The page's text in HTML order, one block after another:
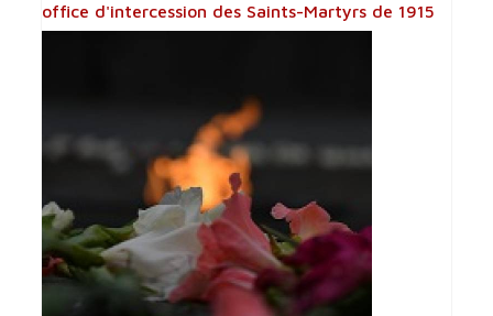
office d'intercession des Saints-Martyrs de 1915